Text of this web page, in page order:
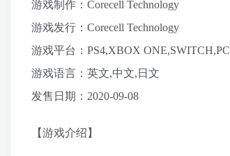
游戏制作：Corecell Technology
游戏发行：Corecell Technology
游戏平台：PS4,XBOX ONE,SWITCH,PC
游戏语言：英文,中文,日文
发售日期：2020-09-08
【游戏介绍】